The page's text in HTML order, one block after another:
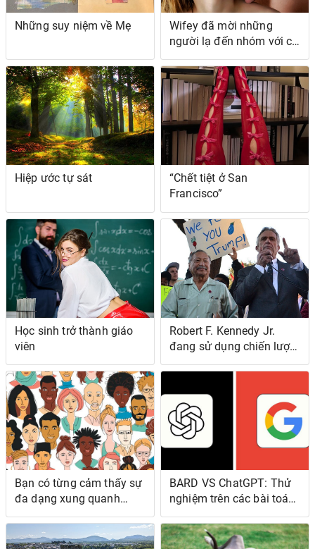
Những suy niệm về Mẹ
Wifey đã mời những
người lạ đến nhóm với cô
ấy trong một chuyến
công tác
Hiệp ước tự sát
“Chết tiệt ở San
Francisco”
Học sinh trở thành giáo
viên
Robert F. Kennedy Jr.
đang sử dụng chiến lược
Birther của Trump như
Bạn có từng cảm thấy sự
đa dạng xung quanh
mình ....?
BARD VS ChatGPT: Thử
nghiệm trên các bài toán
Phân tích